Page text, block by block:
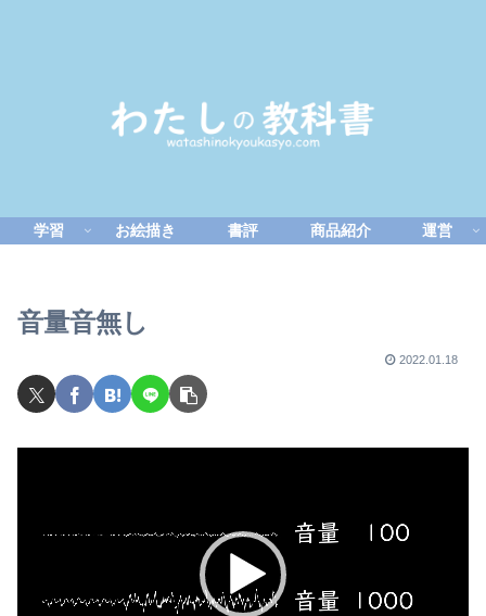
学習 お絵描き 書評 商品紹介 運営
音量音無し
2022.01.18